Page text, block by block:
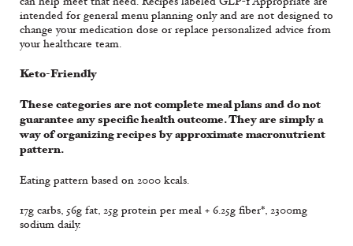
intended for general menu planning only and are not designed to
change your medication dose or replace personalized advice from
your healthcare team.
Keto-Friendly
These categories are not complete meal plans and do not
guarantee any specific health outcome. They are simply a
way of organizing recipes by approximate macronutrient
pattern.
Eating pattern based on 2000 kcals.
17g carbs, 56g fat, 25g protein per meal + 6.25g fiber*, 2300mg
sodium daily.